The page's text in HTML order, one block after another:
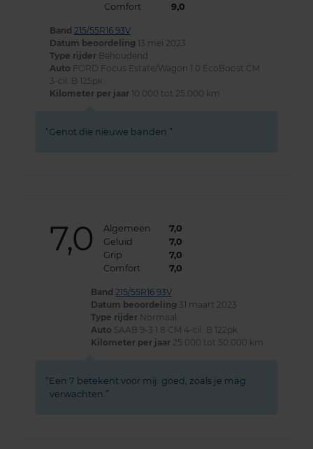
Comfort
9,0
Band 215/55R16 93V
Datum beoordeling 13 mei 2023
Type rijder Behoudend
Auto FORD Focus Estate/Wagon 1.0 EcoBoost CM
3-cil. B 125pk
Kilometer per jaar 10.000 tot 25.000 km
Genot die nieuwe banden.
7,0 Algemeen
7,0
Geluid
7,0
Grip
7,0
Comfort
7,0
Band 215/55R16 93V
Datum beoordeling 31 maart 2023
Type rijder Normaal
Auto SAAB 9-3 1.8 CM 4-cil. B 122pk
Kilometer per jaar 25.000 tot 50.000 km
Een 7 betekent voor mij: goed, zoals je mag
verwachten.